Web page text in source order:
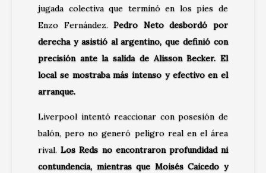
jugada colectiva que terminó en los pies de
Enzo Fernández.Pedro Neto desbordó por
derecha y asistió al argentino, que definió con
precisión ante la salida de Alisson Becker. El
local se mostraba más intenso y efectivo en el
arranque.
Liverpool intentó reaccionar con posesión de
balón, pero no generó peligro real en el área
rival. Los Reds no encontraron profundidad ni
contundencia, mientras que Moisés Caicedo y